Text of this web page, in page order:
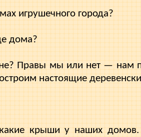
игрушечного города?
дома?
Правы мы или нет — нам
настоящие
крыши у наших